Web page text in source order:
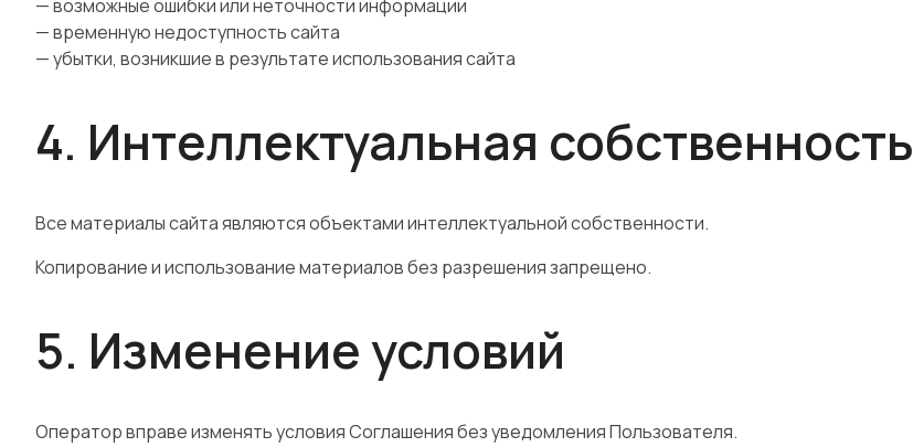
— возможные ошибки или неточности информации
— временную недоступность сайта
— убытки, возникшие в результате использования сайта
4. Интеллектуальная собственность
Все материалы сайта являются объектами интеллектуальной собственности.
Копирование и использование материалов без разрешения запрещено.
5. Изменение условий
Оператор вправе изменять условия Соглашения без уведомления Пользователя.